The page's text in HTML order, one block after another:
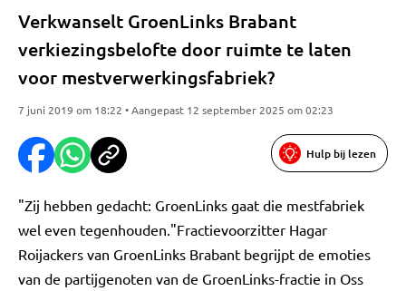
Verkwanselt GroenLinks Brabant
verkiezingsbelofte door ruimte te laten
voor mestverwerkingsfabriek?
7 juni 2019 om 18:22 • Aangepast 12 september 2025 om 02:23
Hulp bij lezen
"Zij hebben gedacht: GroenLinks gaat die mestfabriek
wel even tegenhouden."Fractievoorzitter Hagar
Roijackers van GroenLinks Brabant begrijpt de emoties
van de partijgenoten van de GroenLinks-fractie in Oss